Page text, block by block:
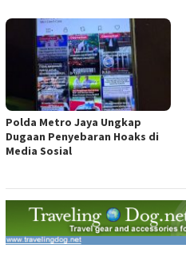
Polda Metro Jaya Ungkap
Dugaan Penyebaran Hoaks di
Media Sosial